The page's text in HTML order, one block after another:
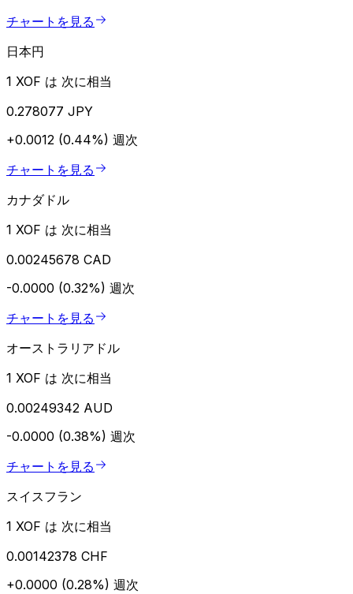
チャートを見る
日本円
1 XOF は 次に相当
0.278077 JPY
+0.0012 (0.44%) 週次
チャートを見る
カナダドル
1 XOF は 次に相当
0.00245678 CAD
-0.0000 (0.32%) 週次
チャートを見る
オーストラリアドル
1 XOF は 次に相当
0.00249342 AUD
-0.0000 (0.38%) 週次
チャートを見る
スイスフラン
1 XOF は 次に相当
0.00142378 CHF
+0.0000 (0.28%) 週次